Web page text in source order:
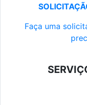
Faça uma